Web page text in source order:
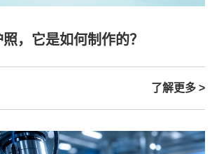
，它是如何制作的？
了解更多 >